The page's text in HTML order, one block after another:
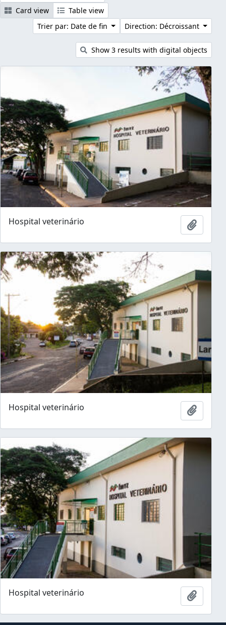
Card view
Table view
Trier par: Date de fin
Direction: Décroissant
Show 3 results with digital objects
Hospital veterinário Ajouter
Hospital veterinário Ajouter
Hospital veterinário Ajouter